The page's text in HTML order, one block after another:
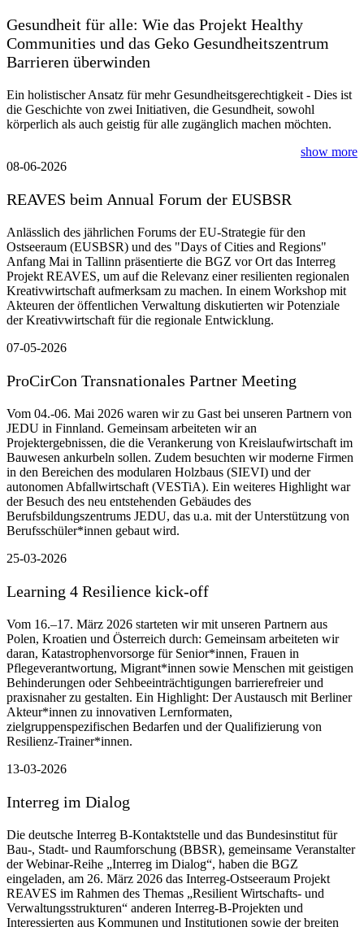
Gesundheit für alle: Wie das Projekt Healthy
Communities und das Geko Gesundheitszentrum
Barrieren überwinden
Ein holistischer Ansatz für mehr Gesundheitsgerechtigkeit - Dies ist
die Geschichte von zwei Initiativen, die Gesundheit, sowohl
körperlich als auch geistig für alle zugänglich machen möchten.
show more
08-06-2026
REAVES beim Annual Forum der EUSBSR
Anlässlich des jährlichen Forums der EU-Strategie für den
Ostseeraum (EUSBSR) und des "Days of Cities and Regions"
Anfang Mai in Tallinn präsentierte die BGZ vor Ort das Interreg
Projekt REAVES, um auf die Relevanz einer resilienten regionalen
Kreativwirtschaft aufmerksam zu machen. In einem Workshop mit
Akteuren der öffentlichen Verwaltung diskutierten wir Potenziale
der Kreativwirtschaft für die regionale Entwicklung.
07-05-2026
ProCirCon Transnationales Partner Meeting
Vom 04.-06. Mai 2026 waren wir zu Gast bei unseren Partnern von
JEDU in Finnland. Gemeinsam arbeiteten wir an
Projektergebnissen, die die Verankerung von Kreislaufwirtschaft im
Bauwesen ankurbeln sollen. Zudem besuchten wir moderne Firmen
in den Bereichen des modularen Holzbaus (SIEVI) und der
autonomen Abfallwirtschaft (VESTiA). Ein weiteres Highlight war
der Besuch des neu entstehenden Gebäudes des
Berufsbildungszentrums JEDU, das u.a. mit der Unterstützung von
Berufsschüler*innen gebaut wird.
25-03-2026
Learning 4 Resilience kick-off
Vom 16.–17. März 2026 starteten wir mit unseren Partnern aus
Polen, Kroatien und Österreich durch: Gemeinsam arbeiteten wir
daran, Katastrophenvorsorge für Senior*innen, Frauen in
Pflegeverantwortung, Migrant*innen sowie Menschen mit geistigen
Behinderungen oder Sehbeeinträchtigungen barrierefreier und
praxisnaher zu gestalten. Ein Highlight: Der Austausch mit Berliner
Akteur*innen zu innovativen Lernformaten,
zielgruppenspezifischen Bedarfen und der Qualifizierung von
Resilienz-Trainer*innen.
13-03-2026
Interreg im Dialog
Die deutsche Interreg B-Kontaktstelle und das Bundesinstitut für
Bau-, Stadt- und Raumforschung (BBSR), gemeinsame Veranstalter
der Webinar-Reihe „Interreg im Dialog“, haben die BGZ
eingeladen, am 26. März 2026 das Interreg-Ostseeraum Projekt
REAVES im Rahmen des Themas „Resilient Wirtschafts- und
Verwaltungsstrukturen“ anderen Interreg-B-Projekten und
Interessierten aus Kommunen und Institutionen sowie der breiten